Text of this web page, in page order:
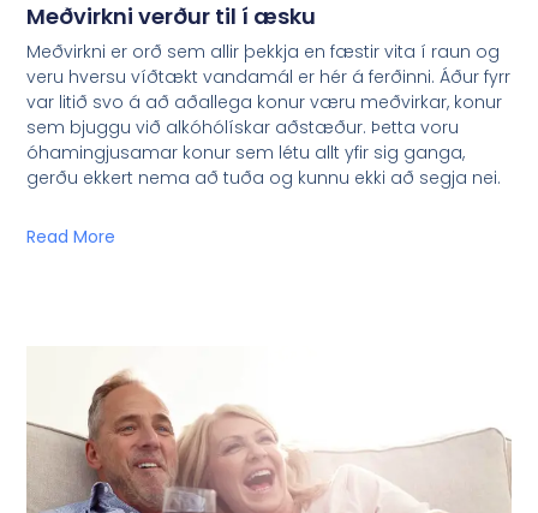
Meðvirkni verður til í æsku
Meðvirkni er orð sem allir þekkja en fæstir vita í raun og
veru hversu víðtækt vandamál er hér á ferðinni. Áður fyrr
var litið svo á að aðallega konur væru meðvirkar, konur
sem bjuggu við alkóhólískar aðstæður. Þetta voru
óhamingjusamar konur sem létu allt yfir sig ganga,
gerðu ekkert nema að tuða og kunnu ekki að segja nei.
Read More